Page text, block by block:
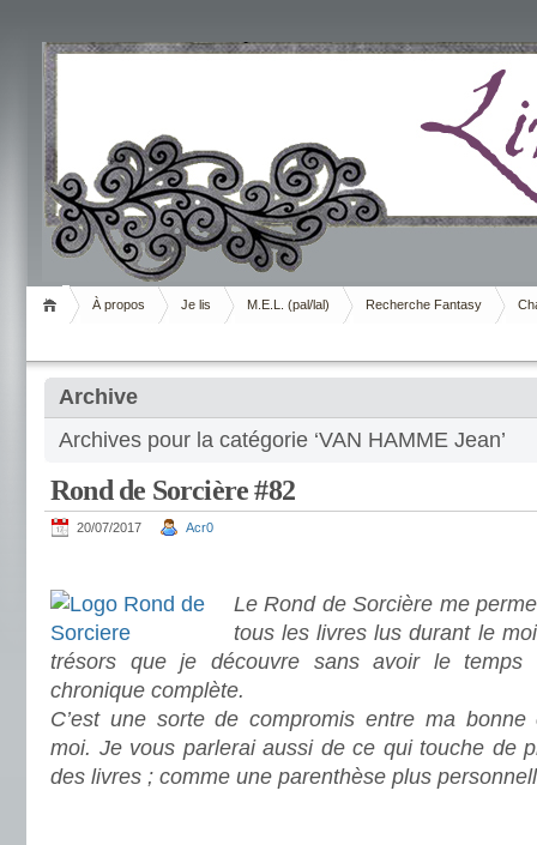
Livrement
À propos Je lis M.E.L. (pal/lal) Recherche Fantasy
Archive
Archives pour la catégorie ‘VAN HAMME Jean’
Rond de Sorcière #82
20/07/2017 Acr0
Le Rond de Sorcière me
tous les livres lus durant le
trésors que je découvre sans avoir le temps
chronique complète.
C’est une sorte de compromis entre ma bonne
moi. Je vous parlerai aussi de ce qui touche de
des livres ; comme une parenthèse plus